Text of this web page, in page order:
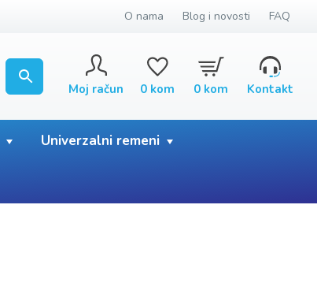
O nama Blog i novosti FAQ
Moj račun 0 kom 0 kom Kontakt
Univerzalni remeni